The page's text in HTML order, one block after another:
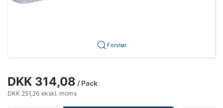
Forstør
DKK 314,08 / Pack
DKK 251,26 ekskl. moms